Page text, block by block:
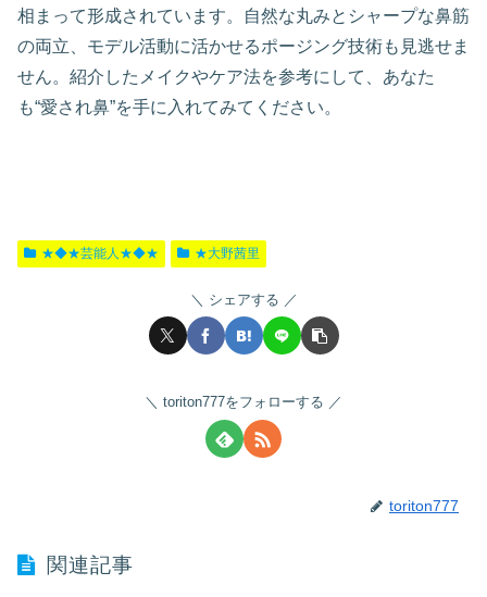
相まって形成されています。自然な丸みとシャープな鼻筋
の両立、モデル活動に活かせるポージング技術も見逃せま
せん。紹介したメイクやケア法を参考にして、あなた
も“愛され鼻”を手に入れてみてください。
★◆★芸能人★◆★ ★大野茜里
シェアする
toriton777をフォローする
toriton777
関連記事